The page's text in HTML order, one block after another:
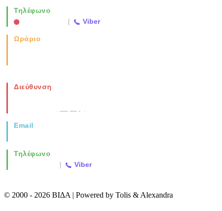
Τηλέφωνο
| Viber
Ωράριο
Διεύθυνση
Email
Τηλέφωνο
| Viber
© 2000 - 2026 ΒΙΔΑ | Powered by Tolis & Alexandra